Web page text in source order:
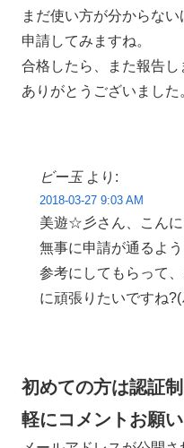
まだ使い方が分からな
申請してみますね。
合格したら、また報告し
ありがとうございました
ビー玉 より:
2018-03-27 9:03 AM
美遊☆彡さん、こんに
無事に申請が通るよ
参考にしてもらって
に頑張りたいですね?(
初めての方は認証
軽にコメントお願